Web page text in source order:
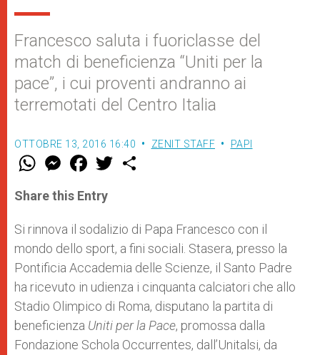
Francesco saluta i fuoriclasse del
match di beneficienza “Uniti per la
pace”, i cui proventi andranno ai
terremotati del Centro Italia
OTTOBRE 13, 2016 16:40 ZENIT STAFF PAPI
W
t
s
p
p
M
e
s
e
g
e
r
F
a
e
b
o
k
w
r
Share this Entry
Si rinnova il sodalizio di Papa Francesco con il
mondo dello sport, a fini sociali. Stasera, presso la
Pontificia Accademia delle Scienze, il Santo Padre
ha ricevuto in udienza i cinquanta calciatori che allo
Stadio Olimpico di Roma, disputano la partita di
beneficienza Uniti per la Pace, promossa dalla
Fondazione Schola Occurrentes, dall’Unitalsi, da